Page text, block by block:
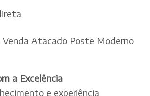
Venda Atacado Poste Moderno
a Excelência
e experiência